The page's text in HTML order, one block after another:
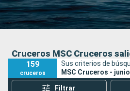
Puertos
Cruceros MSC Cruceros
159
cruceros
Sus criterios de
MSC Cruceros -
Filtrar